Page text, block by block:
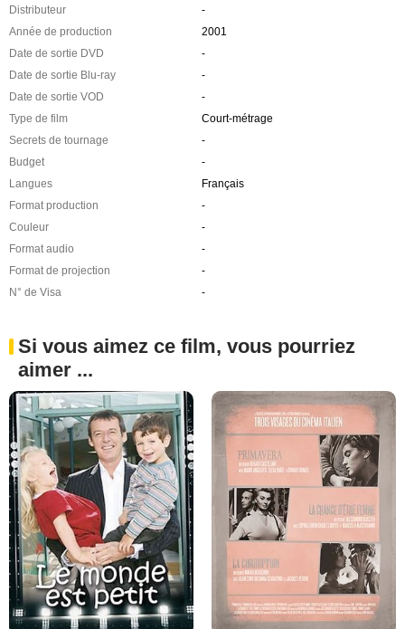
Distributeur
-
Année de production
2001
Date de sortie DVD
-
Date de sortie Blu-ray
-
Date de sortie VOD
-
Type de film
Court-métrage
Secrets de tournage
-
Budget
-
Langues
Français
Format production
-
Couleur
-
Format audio
-
Format de projection
-
N° de Visa
-
Si vous aimez ce film, vous pourriez
aimer ...